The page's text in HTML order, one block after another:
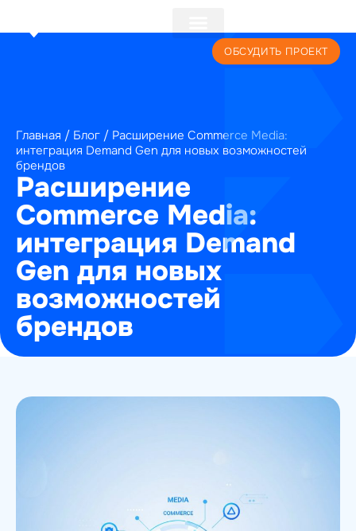
ОБСУДИТЬ ПРОЕКТ
Главная / Блог / Расширение Commerce Media:
интеграция Demand Gen для новых возможностей
брендов
Расширение
Commerce Media:
интеграция Demand
Gen для новых
возможностей
брендов